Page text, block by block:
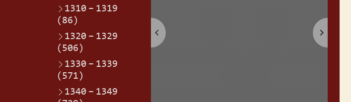
1310 – 1319
(86)
1320 – 1329
(506)
1330 – 1339
(571)
1340 – 1349